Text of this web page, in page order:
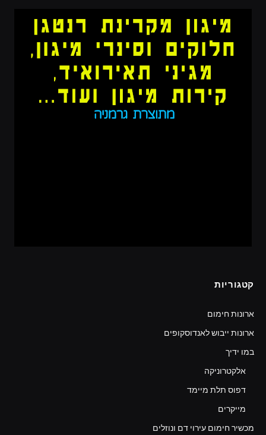
קטגוריות
ארונות חימום
ארונות ייבוש לאנדוסקופים
במו ידיך
אלקטרוניקה
דפוס תלת מיימד
מייקרים
מכשיר חימום עירוי דם ונוזלים